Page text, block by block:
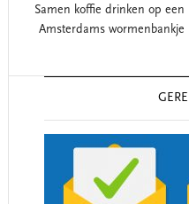
Samen koffie drinken op een
Amsterdams wormenbankje